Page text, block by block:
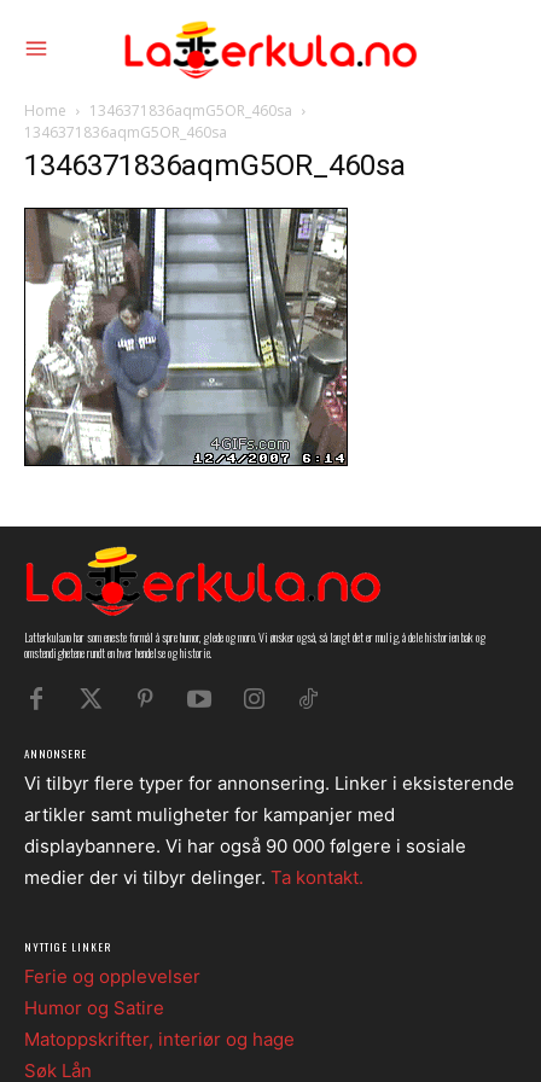
Home
1346371836aqmG5OR_460sa
1346371836aqmG5OR_460sa
1346371836aqmG5OR_460sa
Latterkula.no har som eneste formål å spre humor, glede og moro. Vi ønsker også, så langt det er mulig, å dele historien bak og
omstendighetene rundt en hver hendelse og historie.
ANNONSERE
Vi tilbyr flere typer for annonsering. Linker i eksisterende
artikler samt muligheter for kampanjer med
displaybannere. Vi har også 90 000 følgere i sosiale
medier der vi tilbyr delinger. Ta kontakt.
NYTTIGE LINKER
Ferie og opplevelser
Humor og Satire
Matoppskrifter, interiør og hage
Søk Lån